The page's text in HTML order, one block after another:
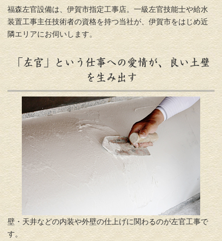
福森左官設備は、伊賀市指定工事店。一級左官技能士や給水
装置工事主任技術者の資格を持つ当社が、伊賀市をはじめ近
隣エリアにお伺いします。
「左官」という仕事への愛情が、良い土壁
を生み出す
壁・天井などの内装や外壁の仕上げに関わるのが左官工事で
す。